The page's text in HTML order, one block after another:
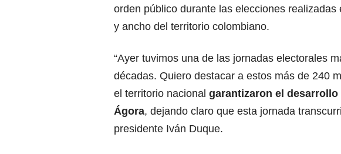
orden público durante las elecciones realizadas
y ancho del territorio colombiano.
“Ayer tuvimos una de las jornadas electorales
décadas. Quiero destacar a estos más de 240
el territorio nacional garantizaron el
Ágora, dejando claro que esta jornada
presidente Iván Duque.